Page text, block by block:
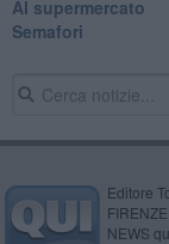
Al supermercato
Semafori
Editore
NEWS